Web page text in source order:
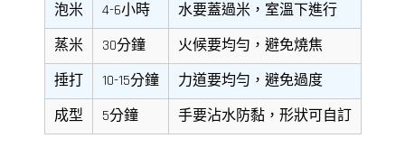
泡米
4-6小時
水要蓋過米，室溫下進行
蒸米
30分鐘
火候要均勻，避免燒焦
捶打
10-15分鐘
力道要均勻，避免過度
成型
5分鐘 手要沾水防黏，形狀可自訂